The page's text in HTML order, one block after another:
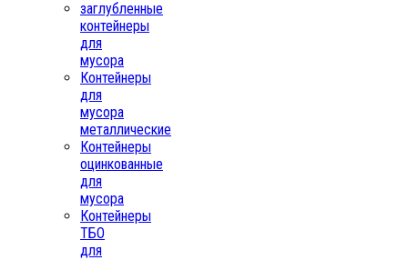
заглубленные
контейнеры
для
мусора
Контейнеры
для
мусора
металлические
Контейнеры
оцинкованные
для
мусора
Контейнеры
ТБО
для